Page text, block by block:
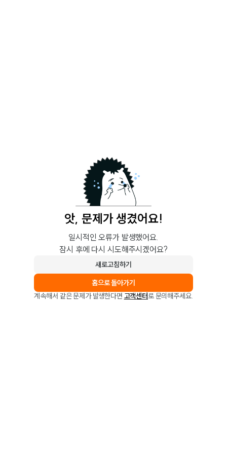
앗, 문제가 생겼어요!
일시적인 오류가 발생했어요.
잠시 후에 다시 시도해주시겠어요?
새로고침하기
홈으로 돌아가기
계속해서 같은 문제가 발생한다면 고객센터로 문의해주세요.